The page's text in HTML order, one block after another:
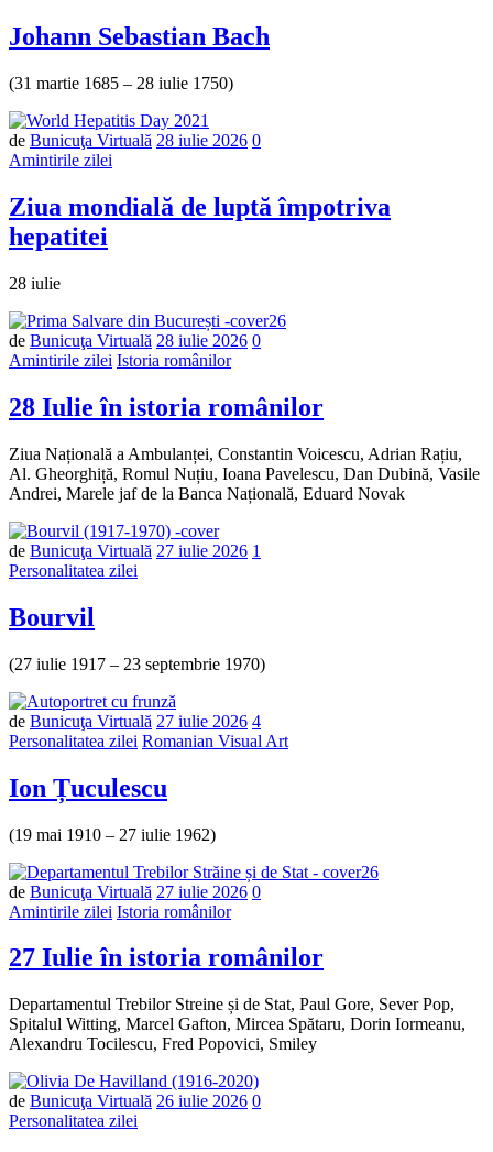
Johann Sebastian Bach
(31 martie 1685 – 28 iulie 1750)
de Bunicuţa Virtuală 28 iulie 2026 Număr
0
Amintirile zilei
Ziua mondială de luptă împotriva
hepatitei
28 iulie
de Bunicuţa Virtuală 28 iulie 2026 Număr
0
Amintirile zilei Istoria românilor
28 Iulie în istoria românilor
Ziua Națională a Ambulanței, Constantin Voicescu, Adrian Rațiu,
Al. Gheorghiță, Romul Nuțiu, Ioana Pavelescu, Dan Dubină, Vasile
Andrei, Marele jaf de la Banca Națională, Eduard Novak
de Bunicuţa Virtuală 27 iulie 2026 1
Personalitatea zilei
Bourvil
(27 iulie 1917 – 23 septembrie 1970)
de Bunicuţa Virtuală 27 iulie 2026 4
Personalitatea zilei Romanian Visual Art
Ion Țuculescu
(19 mai 1910 – 27 iulie 1962)
de Bunicuţa Virtuală 27 iulie 2026 Număr
0
Amintirile zilei Istoria românilor
27 Iulie în istoria românilor
Departamentul Trebilor Streine și de Stat, Paul Gore, Sever Pop,
Spitalul Witting, Marcel Gafton, Mircea Spătaru, Dorin Iormeanu,
Alexandru Tocilescu, Fred Popovici, Smiley
de Bunicuţa Virtuală 26 iulie 2026 Număr
0
Personalitatea zilei